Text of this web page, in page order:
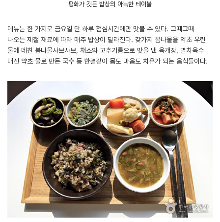
평화가 깃든 밥상의 아늑한 테이블
메뉴는 한 가지로 금요일 단 하루 점심시간에만 맛볼 수 있다. 그때그때
나오는 제철 재료에 따라 매주 밥상이 달라진다. 갖가지 봄나물을 약초 우린
물에 데친 봄나물샤브샤브, 채소와 고추기름으로 맛을 낸 육개장, 멸치육수
대신 약초 물로 만든 국수 등 한결같이 몸도 마음도 치유가 되는 음식들이다.